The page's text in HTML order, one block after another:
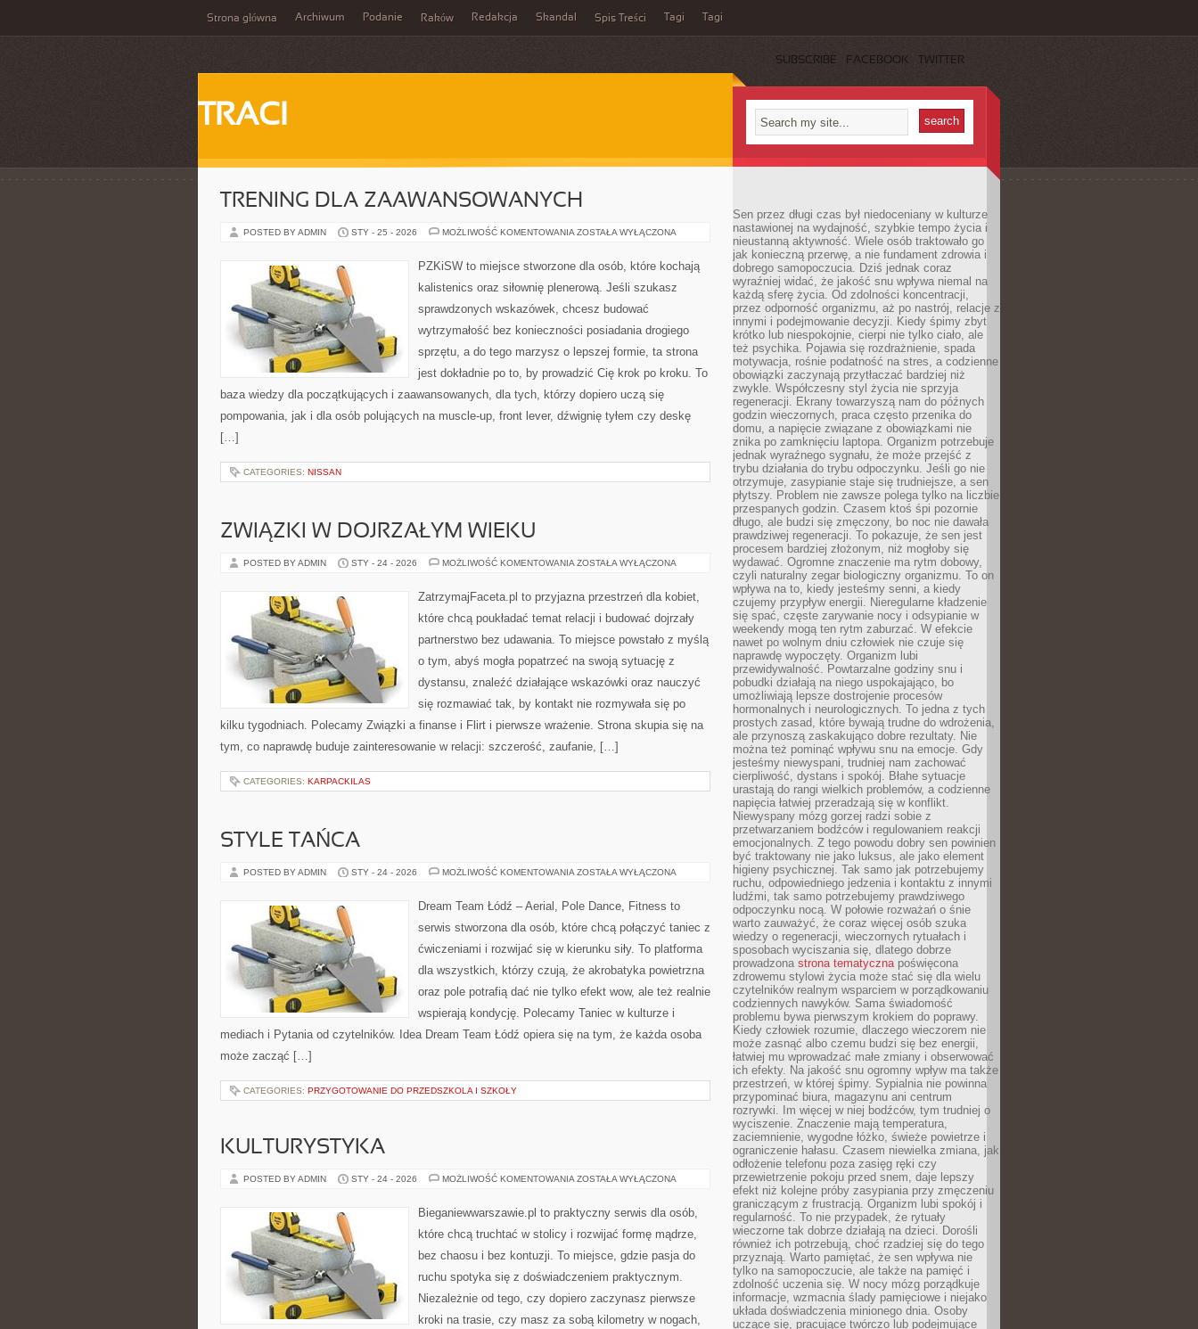
Strona główna Archiwum Podanie Raków Redakcja Skandal Spis Treści Tagi Tagi
SUBSCRIBE FACEBOOK TWITTER
TRACI
TRENING DLA ZAAWANSOWANYCH
POSTED BY ADMIN STY - 25 - 2026 MOŻLIWOŚĆ KOMENTOWANIA TRENING
ZOSTAŁA WYŁĄCZONA
PZKiSW to miejsce stworzone dla osób, które kochają
kalistenics oraz siłownię plenerową. Jeśli szukasz
sprawdzonych wskazówek, chcesz budować
wytrzymałość bez konieczności posiadania drogiego
sprzętu, a do tego marzysz o lepszej formie, ta strona
jest dokładnie po to, by prowadzić Cię krok po kroku. To
baza wiedzy dla początkujących i zaawansowanych, dla tych, którzy dopiero uczą się
pompowania, jak i dla osób polujących na muscle-up, front lever, dźwignię tyłem czy deskę
[…]
CATEGORIES: NISSAN
ZWIĄZKI W DOJRZAŁYM WIEKU
POSTED BY ADMIN STY - 24 - 2026 MOŻLIWOŚĆ KOMENTOWANIA ZWIĄZKI
ZOSTAŁA WYŁĄCZONA
ZatrzymajFaceta.pl to przyjazna przestrzeń dla kobiet,
które chcą poukładać temat relacji i budować dojrzały
partnerstwo bez udawania. To miejsce powstało z myślą
o tym, abyś mogła popatrzeć na swoją sytuację z
dystansu, znaleźć działające wskazówki oraz nauczyć
się rozmawiać tak, by kontakt nie rozmywała się po
kilku tygodniach. Polecamy Związki a finanse i Flirt i pierwsze wrażenie. Strona skupia się na
tym, co naprawdę buduje zainteresowanie w relacji: szczerość, zaufanie, […]
CATEGORIES: KARPACKILAS
STYLE TAŃCA
POSTED BY ADMIN STY - 24 - 2026 MOŻLIWOŚĆ KOMENTOWANIA STYLE
ZOSTAŁA WYŁĄCZONA
Dream Team Łódź – Aerial, Pole Dance, Fitness to
serwis stworzona dla osób, które chcą połączyć taniec z
ćwiczeniami i rozwijać się w kierunku siły. To platforma
dla wszystkich, którzy czują, że akrobatyka powietrzna
oraz pole potrafią dać nie tylko efekt wow, ale też realnie
wspierają kondycję. Polecamy Taniec w kulturze i
mediach i Pytania od czytelników. Idea Dream Team Łódź opiera się na tym, że każda osoba
może zacząć […]
CATEGORIES: PRZYGOTOWANIE DO PRZEDSZKOLA I SZKOŁY
KULTURYSTYKA
POSTED BY ADMIN STY - 24 - 2026 MOŻLIWOŚĆ KOMENTOWANIA KULTURYSTYKA
ZOSTAŁA WYŁĄCZONA
Bieganiewwarszawie.pl to praktyczny serwis dla osób,
które chcą truchtać w stolicy i rozwijać formę mądrze,
bez chaosu i bez kontuzji. To miejsce, gdzie pasja do
ruchu spotyka się z doświadczeniem praktycznym.
Niezależnie od tego, czy dopiero zaczynasz pierwsze
kroki na trasie, czy masz za sobą kilometry w nogach,
Sen przez długi czas był niedoceniany w kulturze
nastawionej na wydajność, szybkie tempo życia i
nieustanną aktywność. Wiele osób traktowało go
jak konieczną przerwę, a nie fundament zdrowia i
dobrego samopoczucia. Dziś jednak coraz
wyraźniej widać, że jakość snu wpływa niemal na
każdą sferę życia. Od zdolności koncentracji,
przez odporność organizmu, aż po nastrój, relacje z
innymi i podejmowanie decyzji. Kiedy śpimy zbyt
krótko lub niespokojnie, cierpi nie tylko ciało, ale
też psychika. Pojawia się rozdrażnienie, spada
motywacja, rośnie podatność na stres, a codzienne
obowiązki zaczynają przytłaczać bardziej niż
zwykle. Współczesny styl życia nie sprzyja
regeneracji. Ekrany towarzyszą nam do późnych
godzin wieczornych, praca często przenika do
domu, a napięcie związane z obowiązkami nie
znika po zamknięciu laptopa. Organizm potrzebuje
jednak wyraźnego sygnału, że może przejść z
trybu działania do trybu odpoczynku. Jeśli go nie
otrzymuje, zasypianie staje się trudniejsze, a sen
płytszy. Problem nie zawsze polega tylko na liczbie
przespanych godzin. Czasem ktoś śpi pozornie
długo, ale budzi się zmęczony, bo noc nie dawała
prawdziwej regeneracji. To pokazuje, że sen jest
procesem bardziej złożonym, niż mogłoby się
wydawać. Ogromne znaczenie ma rytm dobowy,
czyli naturalny zegar biologiczny organizmu. To on
wpływa na to, kiedy jesteśmy senni, a kiedy
czujemy przypływ energii. Nieregularne kładzenie
się spać, częste zarywanie nocy i odsypianie w
weekendy mogą ten rytm zaburzać. W efekcie
nawet po wolnym dniu człowiek nie czuje się
naprawdę wypoczęty. Organizm lubi
przewidywalność. Powtarzalne godziny snu i
pobudki działają na niego uspokajająco, bo
umożliwiają lepsze dostrojenie procesów
hormonalnych i neurologicznych. To jedna z tych
prostych zasad, które bywają trudne do wdrożenia,
ale przynoszą zaskakująco dobre rezultaty. Nie
można też pominąć wpływu snu na emocje. Gdy
jesteśmy niewyspani, trudniej nam zachować
cierpliwość, dystans i spokój. Błahe sytuacje
urastają do rangi wielkich problemów, a codzienne
napięcia łatwiej przeradzają się w konflikt.
Niewyspany mózg gorzej radzi sobie z
przetwarzaniem bodźców i regulowaniem reakcji
emocjonalnych. Z tego powodu dobry sen powinien
być traktowany nie jako luksus, ale jako element
higieny psychicznej. Tak samo jak potrzebujemy
ruchu, odpowiedniego jedzenia i kontaktu z innymi
ludźmi, tak samo potrzebujemy prawdziwego
odpoczynku nocą. W połowie rozważań o śnie
warto zauważyć, że coraz więcej osób szuka
wiedzy o regeneracji, wieczornych rytuałach i
sposobach wyciszania się, dlatego dobrze
prowadzona strona tematycznapoświęcona
zdrowemu stylowi życia może stać się dla wielu
czytelników realnym wsparciem w porządkowaniu
codziennych nawyków. Sama świadomość
problemu bywa pierwszym krokiem do poprawy.
Kiedy człowiek rozumie, dlaczego wieczorem nie
może zasnąć albo czemu budzi się bez energii,
łatwiej mu wprowadzać małe zmiany i obserwować
ich efekty. Na jakość snu ogromny wpływ ma także
przestrzeń, w której śpimy. Sypialnia nie powinna
przypominać biura, magazynu ani centrum
rozrywki. Im więcej w niej bodźców, tym trudniej o
wyciszenie. Znaczenie mają temperatura,
zaciemnienie, wygodne łóżko, świeże powietrze i
ograniczenie hałasu. Czasem niewielka zmiana, jak
odłożenie telefonu poza zasięg ręki czy
przewietrzenie pokoju przed snem, daje lepszy
efekt niż kolejne próby zasypiania przy zmęczeniu
graniczącym z frustracją. Organizm lubi spokój i
regularność. To nie przypadek, że rytuały
wieczorne tak dobrze działają na dzieci. Dorośli
również ich potrzebują, choć rzadziej się do tego
przyznają. Warto pamiętać, że sen wpływa nie
tylko na samopoczucie, ale także na pamięć i
zdolność uczenia się. W nocy mózg porządkuje
informacje, wzmacnia ślady pamięciowe i niejako
układa doświadczenia minionego dnia. Osoby
uczące się, pracujące twórczo lub podejmujące